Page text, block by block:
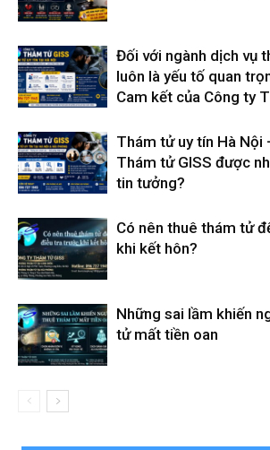
Đối với ngành dịch vụ
luôn là yếu tố quan
Cam kết của Công ty
Thám tử uy tín Hà Nội
Thám tử GISS được
tin tưởng?
Có nên thuê thám tử
khi kết hôn?
Những sai lầm khiến
tử mất tiền oan